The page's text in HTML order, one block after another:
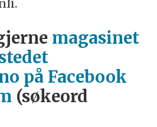
magasinet
på Facebook
(søkeord